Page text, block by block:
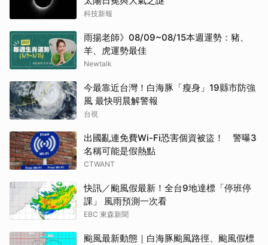
科技新報
雨揚老師》08/09~08/15本週運勢：豬、
羊、虎運勢最佳
Newtalk
今最靠近台灣！白海豚「瘦身」19縣市防強
風 最快明晨解警報
台視
出國亂連免費Wi-Fi恐害個資被盜！ 警曝3
名稱可能是假熱點
CTWANT
快訊／颱風假最新！全台9地達標「停班停
課」 風雨預測一次看
EBC 東森新聞
颱風最新動態｜白海豚颱風路徑、颱風假標